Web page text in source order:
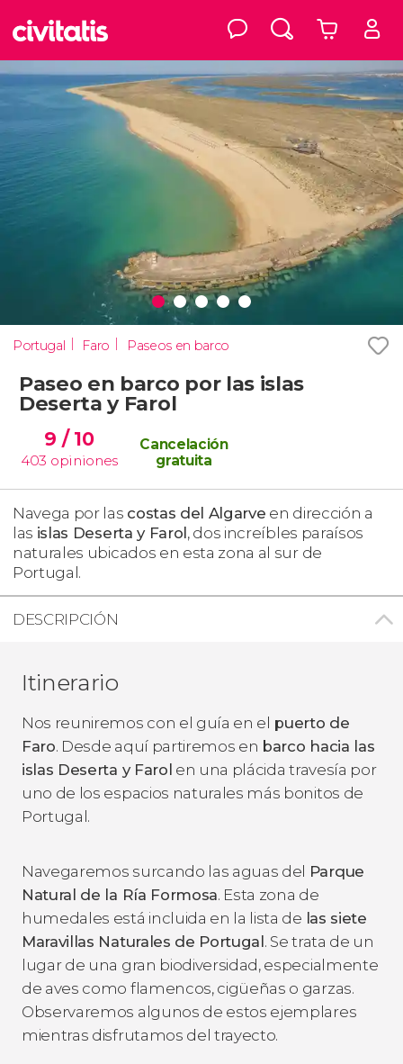
Portugal Faro Paseos en barco
Paseo en barco por las islas
Deserta y Farol
9 / 10
403 opiniones
Cancelación
gratuita
Navega por las costas del Algarve en dirección a
las islas Deserta y Farol, dos increíbles paraísos
naturales ubicados en esta zona al sur de
Portugal.
DESCRIPCIÓN
Itinerario
Nos reuniremos con el guía en el puerto de
Faro. Desde aquí partiremos en barco hacia las
islas Deserta y Farol en una plácida travesía por
uno de los espacios naturales más bonitos de
Portugal.
Navegaremos surcando las aguas del Parque
Natural de la Ría Formosa. Esta zona de
humedales está incluida en la lista de las siete
Maravillas Naturales de Portugal. Se trata de un
lugar de una gran biodiversidad, especialmente
de aves como flamencos, cigüeñas o garzas.
Observaremos algunos de estos ejemplares
mientras disfrutamos del trayecto.